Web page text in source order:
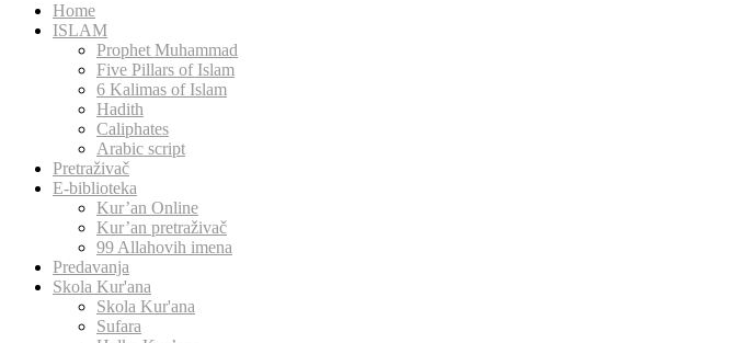
Home
ISLAM
Prophet Muhammad
Five Pillars of Islam
6 Kalimas of Islam
Hadith
Caliphates
Arabic script
Pretraživač
E-biblioteka
Kur’an Online
Kur’an pretraživač
99 Allahovih imena
Predavanja
Skola Kur'ana
Skola Kur'ana
Sufara